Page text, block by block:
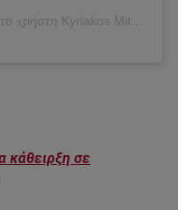
κάθειρξη σε